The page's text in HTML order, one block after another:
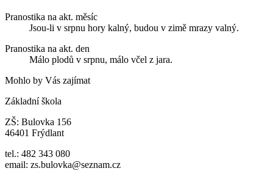
Pranostika na akt. měsíc
Jsou-li v srpnu hory kalný, budou v zimě mrazy valný.
Pranostika na akt. den
Málo plodů v srpnu, málo včel z jara.
Mohlo by Vás zajímat
Základní škola
ZŠ: Bulovka 156
46401 Frýdlant
tel.: 482 343 080
email: zs.bulovka@seznam.cz